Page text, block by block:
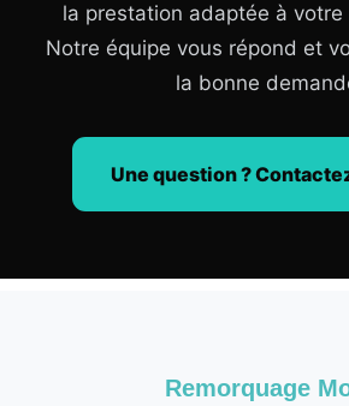
la prestation adaptée à
Notre équipe vous répond et
la bonne
Une question ?
Remorquage